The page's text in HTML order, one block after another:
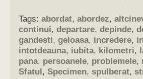
Tags: abordat, abordez,
continui, departare, depinde,
gandesti, geloasa, incredere,
intotdeauna, iubita, kilometri,
pana, persoanele, problemele,
Sfatul, Specimen, spulberat,